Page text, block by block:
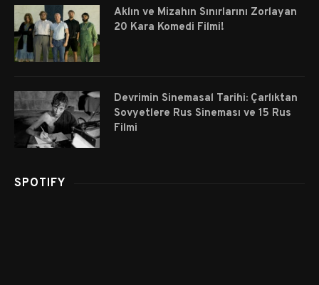
Aklın ve Mizahın Sınırlarını Zorlayan
20 Kara Komedi Filmi!
Devrimin Sinemasal Tarihi: Çarlıktan
Sovyetlere Rus Sineması ve 15 Rus
Filmi
SPOTIFY